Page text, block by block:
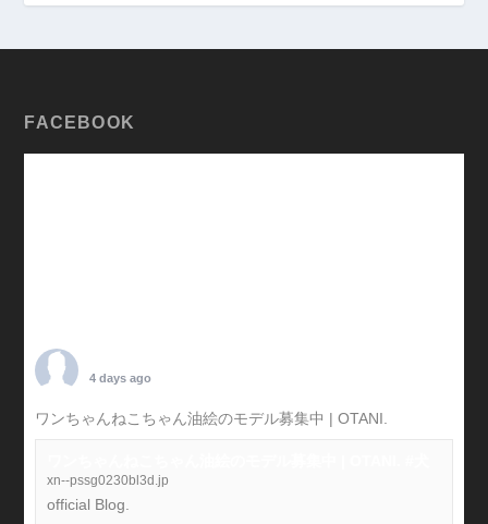
FACEBOOK
4 days ago
ワンちゃんねこちゃん油絵のモデル募集中 | OTANI.
xn--pssg0230bl3d.jp
official Blog.